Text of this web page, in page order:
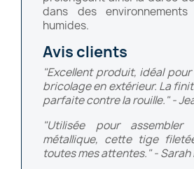
dans des
humides.
Avis clients
"Excellent produit, idéal
bricolage en extérieur. La
parfaite contre la rouille." -
"Utilisée pour assembler
métallique, cette tige
toutes mes attentes." - Sarah